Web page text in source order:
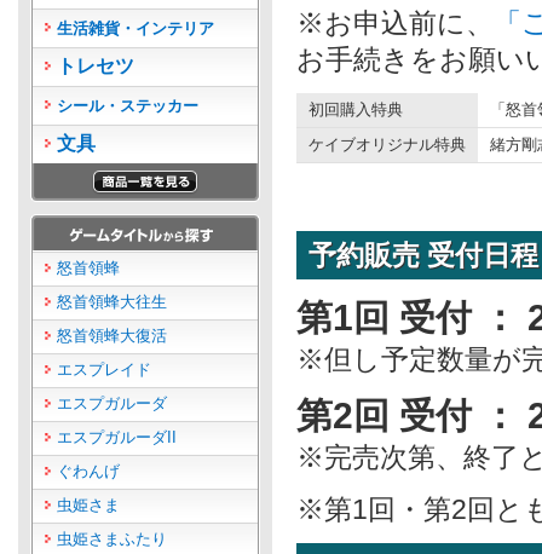
生活雑貨・インテリア
トレセツ
シール・ステッカー
文具
怒首領蜂
怒首領蜂大往生
怒首領蜂大復活
エスプレイド
エスプガルーダ
エスプガルーダII
ぐわんげ
虫姫さま
虫姫さまふたり
※お申込前に、
お手続きをお願い
初回購入特典
「怒
ケイブオリジナル特典
緒方剛
予約販売 受付日程
第1回 受付 ：
※但し予定数量が
第2回 受付 ：
※完売次第、終了
※第1回・第2回と